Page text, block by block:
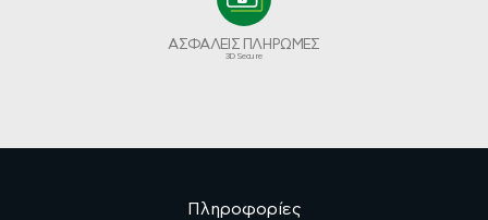
ΑΣΦΑΛΕΙΣ ΠΛΗΡΩΜΕΣ
3D Secure
Πληροφορίες